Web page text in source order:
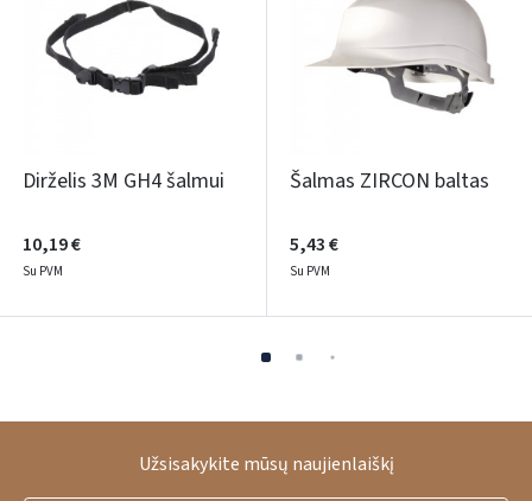
Dirželis 3M GH4 šalmui
10,19 €
Su PVM
Šalmas ZIRCON baltas
5,43 €
Su PVM
Užsisakykite mūsų naujienlaiškį